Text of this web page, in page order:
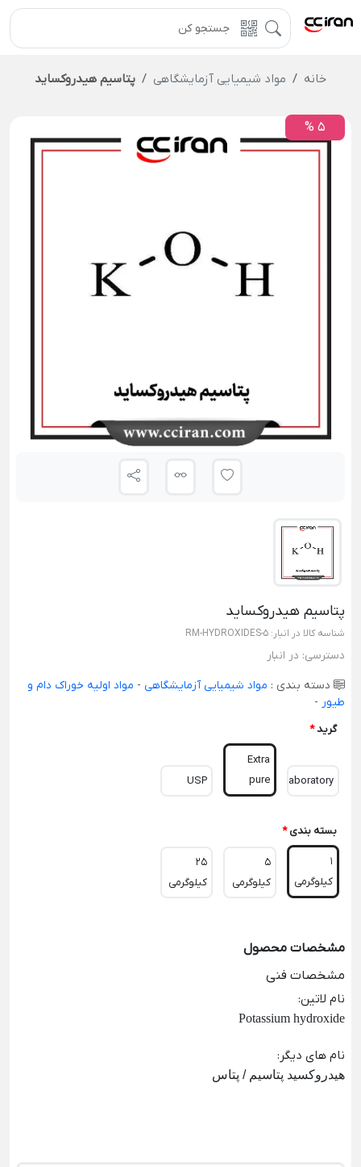
خانه مواد شیمیایی آزمایشگاهی پتاسیم هیدروکساید
5 %
پتاسیم هیدروکساید
شناسه کالا در انبار: RM-HYDROXIDES-5
دسترسی: در انبار
دسته بندی : مواد شیمیایی آزمایشگاهی - مواد اولیه خوراک دام و
طیور -
گرید*
Laboratory
Extra
pure
USP
بسته بندی *
1
کیلوگرمی
5
کیلوگرمی
25
کیلوگرمی
مشخصات محصول
مشخصات فنی
نام لاتین:
Potassium hydroxide
نام های دیگر :
هیدروکسید پتاسیم / پتاس